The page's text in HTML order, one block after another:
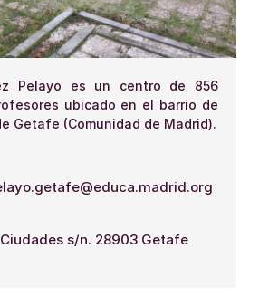
Pelayo es un centro de 856
ubicado en el barrio de
Getafe (Comunidad de Madrid).
s/n. 28903 Getafe